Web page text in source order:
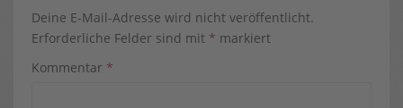
Deine E-Mail-Adresse wird nicht veröffentlicht.
Erforderliche Felder sind mit * markiert
Kommentar *